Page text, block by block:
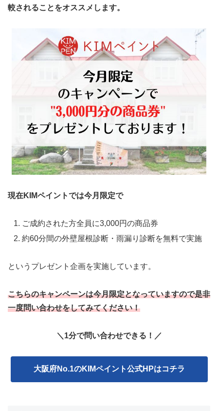
較されることをオススメします。
現在KIMペイントでは今月限定で
ご成約された方全員に3,000円の商品券
約60分間の外壁屋根診断・雨漏り診断を無料で実施
というプレゼント企画を実施しています。
こちらのキャンペーンは今月限定となっていますので是非
一度問い合わせをしてみてください！
＼1分で問い合わせできる！／
大阪府No.1のKIMペイント公式HPはコチラ